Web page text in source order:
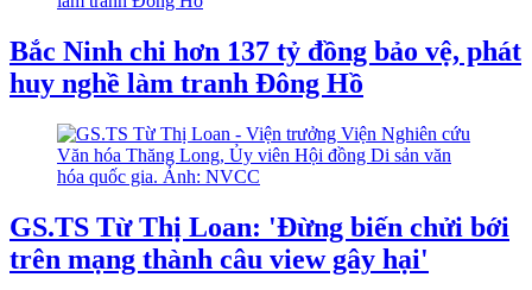
Bắc Ninh chi hơn 137 tỷ đồng bảo vệ, phát
huy nghề làm tranh Đông Hồ
GS.TS Từ Thị Loan: 'Đừng biến chửi bới
trên mạng thành câu view gây hại'